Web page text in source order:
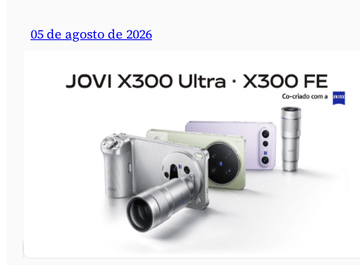
05 de agosto de 2026